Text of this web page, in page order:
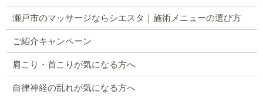
瀬戸市のマッサージならシエスタ｜施術メニューの選び方
ご紹介キャンペーン
肩こり・首こりが気になる方へ
自律神経の乱れが気になる方へ